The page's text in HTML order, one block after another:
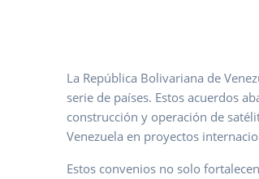
La República Bolivariana de
serie de países. Estos acuerdos
construcción y operación de
Venezuela en proyectos
Estos convenios no solo